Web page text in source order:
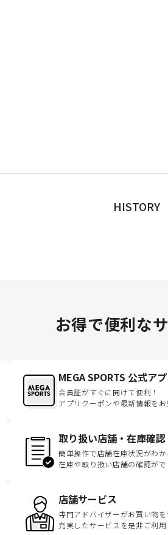
HISTORY
お得で便利な
MEGA SPORTS 公式ア
会員証がすぐに開けて便利！
アプリクーポンや最新情報をお
取り扱い店舗・在庫確認
簡単操作で店舗在庫状況がわ
在庫や取り扱い店舗の確認がで
店舗サービス
専門アドバイザーがお買い物を
充実したサービスを是非ご利用